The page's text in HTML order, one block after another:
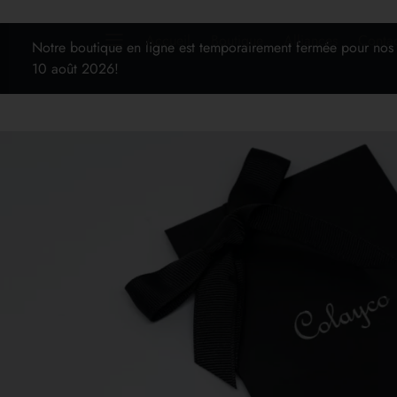
Accueil Boutique Alliances
Notre boutique en ligne est temporairement fermée pour
10 août 2026!